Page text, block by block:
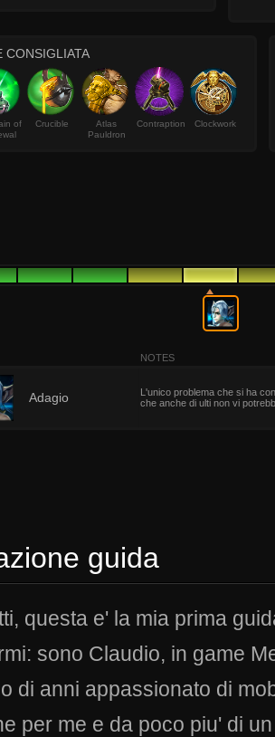
CONSIGLIATA
of
Crucible
Atlas
Pauldron
Contraption Clockwork
NOTES
Adagio
L'unico problema che si ha
che anche di ulti non vi
guida
questa e' la mia prima
sono Claudio, in game
di anni appassionato di
per me e da poco piu' di